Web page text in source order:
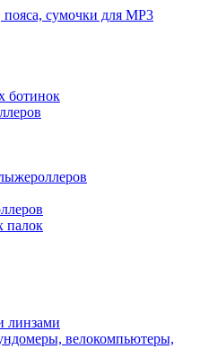
сумочки для MP3
ботинок
палок
линзами
велокомпьютеры,